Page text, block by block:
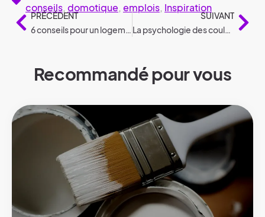
conseils, domotique, emplois, Inspiration
PRÉCÉDENT
6 conseils pour un logement locatif économe en énergie
SUIVANT
La psychologie des couleurs dans votre intérieur : 9 couleurs
Recommandé pour vous